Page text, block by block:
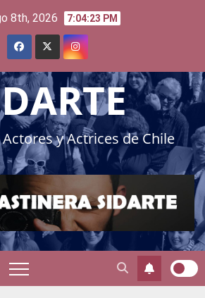
8th, 2026 7:04:25 PM
y Actrices de Chile